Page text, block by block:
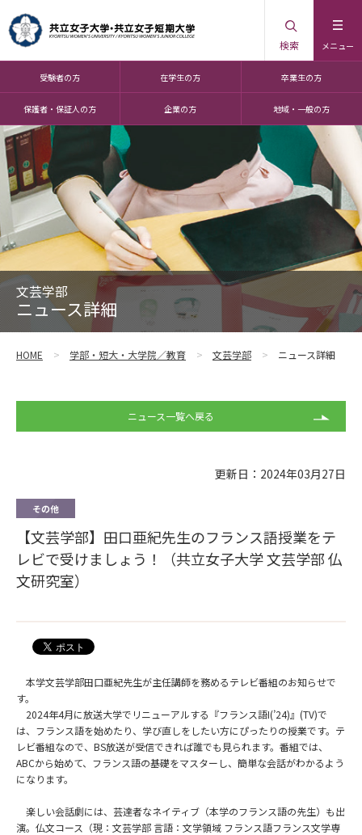
メニュー
検索
受験者の方 在学生の方 卒業生の方
保護者・保証人の方 企業の方 地域・一般の方
文芸学部
ニュース詳細
HOME 学部・短大・大学院／教育 文芸学部 ニュース詳細
ニュース一覧へ戻る
更新日：2024年03月27日
その他
【文芸学部】田口亜紀先生のフランス語授業をテ
レビで受けましょう！（共立女子大学 文芸学部 仏
文研究室）
本学文芸学部田口亜紀先生が主任講師を務めるテレビ番組のお知らせで
す。
2024年4月に放送大学でリニューアルする『フランス語I(’24)』(TV)で
は、フランス語を始めたり、学び直しをしたい方にぴったりの授業です。テ
レビ番組なので、BS放送が受信できれば誰でも見られます。番組では、
ABCから始めて、フランス語の基礎をマスターし、簡単な会話がわかるよう
になります。
楽しい会話劇には、芸達者なネイティブ（本学のフランス語の先生）も出
演。仏文コース（現：文芸学部 言語：文学領域 フランス語フランス文学専